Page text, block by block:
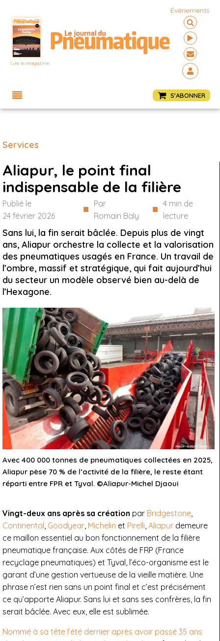
Lire le magazine
Événements
S'ABONNER
Services
Aliapur, le point final
indispensable de la filière
Publié le
24 février 2026
■ Par
Romain Baly
■ 4 min de
lecture
Sans lui, la fin serait bâclée. Depuis plus de vingt
ans, Aliapur orchestre la collecte et la valorisation
des pneumatiques usagés en France. Un travail de
l’ombre, massif et stratégique, qui fait aujourd’hui
du secteur un modèle observé bien au-delà de
l’Hexagone.
Avec 400 000 tonnes de pneumatiques collectées en 2025,
Aliapur pèse 70 % de l’activité de la filière, le reste étant
réparti entre FPR et Tyval. ©Aliapur-Michel Djaoui
Vingt-deux ans après sa création par Bridgestone
Continental Goodyear Michelin et Pirelli Aliapur demeure
ce maillon essentiel au bon fonctionnement de la filière
pneumatique française. Aux côtés de FRP (France
recyclage pneumatiques) et Tyval, l’éco-organisme est le
garant d’une gestion vertueuse de la vieille matière. Une
phrase n’est rien sans un point final et c’est précisément
ce qu’apporte Aliapur. Sans lui et sans ses confrères, la fin
serait bâclée. Avec eux, elle est sublimée.
Nommé à sa tête l’été dernier après avoir passé 35 ans